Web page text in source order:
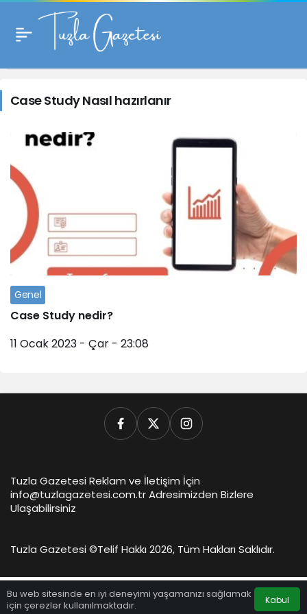
Case
Study
Nasıl
Haberleri
Case Study Nasıl hazırlanır
Genel
Case Study nedir?
11 Ocak 2023 - Çar - 23:08
Bu web sitesinde en iyi deneyimi yaşamanızı sağlamak
için çerezler kullanılmaktadır.
Kabul
Anasayfa Hesabım
Tuzla Gazetesi Reklam ve İletişim İçin
info@tuzlagazetesi.com.tr Adresimizden Bizlere
Ulaşabilirsiniz
Tuzla Gazetesi ©Telif Hakkı 2026, Tüm Hakları Saklıdır.